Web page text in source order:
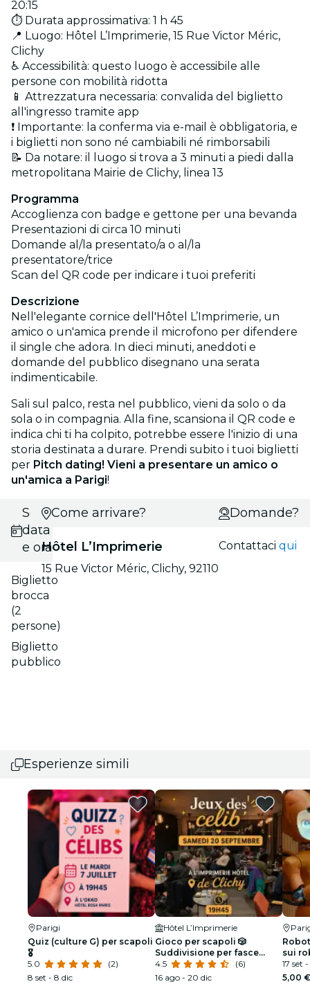
20:15
⏱️ Durata approssimativa: 1 h 45
📍 Luogo: Hôtel L’Imprimerie, 15 Rue Victor Méric,
Clichy
♿ Accessibilità: questo luogo è accessibile alle
persone con mobilità ridotta
📱 Attrezzatura necessaria: convalida del biglietto
all'ingresso tramite app
❗ Importante: la conferma via e-mail è obbligatoria, e
i biglietti non sono né cambiabili né rimborsabili
📝 Da notare: il luogo si trova a 3 minuti a piedi dalla
metropolitana Mairie de Clichy, linea 13
Programma
Accoglienza con badge e gettone per una bevanda
Presentazioni di circa 10 minuti
Domande al/la presentato/a o al/la
presentatore/trice
Scan del QR code per indicare i tuoi preferiti
Descrizione
Nell'elegante cornice dell'Hôtel L’Imprimerie, un
amico o un'amica prende il microfono per difendere
il single che adora. In dieci minuti, aneddoti e
domande del pubblico disegnano una serata
indimenticabile.
Sali sul palco, resta nel pubblico, vieni da solo o da
sola o in compagnia. Alla fine, scansiona il QR code e
indica chi ti ha colpito, potrebbe essere l'inizio di una
storia destinata a durare. Prendi subito i tuoi biglietti
per Pitch dating! Vieni a presentare un amico o
un'amica a Parigi!
Scegli
data
e ora
Biglietto
brocca
(2
persone)
Biglietto
pubblico
Come arrivare?
Hôtel L’Imprimerie
15 Rue Victor Méric, Clichy, 92110
Domande?
Contattaciqui
Esperienze simili
Parigi
Quiz (culture G) per scapoli
🎖️
5.0
(2)
8 set - 8 dic
Hôtel L’Imprimerie
Gioco per scapoli 🎲
Suddivisione per fasce
d'età
4.5
(6)
16 ago - 20 dic
sui
17 set
5,00 €